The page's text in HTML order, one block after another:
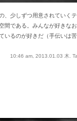
、少しずつ用意されていく
間である。みんなが好きな
いるのが好きだ（手伝いは苦
10:46 am, 2013.01.03 木.